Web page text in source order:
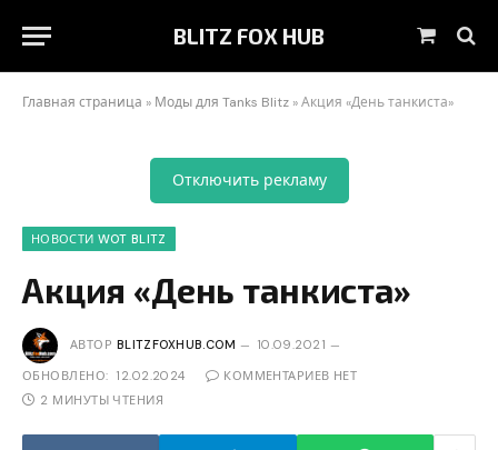
BLITZ FOX HUB Корзина
Главная страница » Моды для Tanks Blitz »Акция «День танкиста»
Отключить рекламу
НОВОСТИ WOT BLITZ
Акция «День танкиста»
АВТОР BLITZFOXHUB.COM 10.09.2021
ОБНОВЛЕНО: 12.02.2024
КОММЕНТАРИЕВ НЕТ
2 МИНУТЫ ЧТЕНИЯ